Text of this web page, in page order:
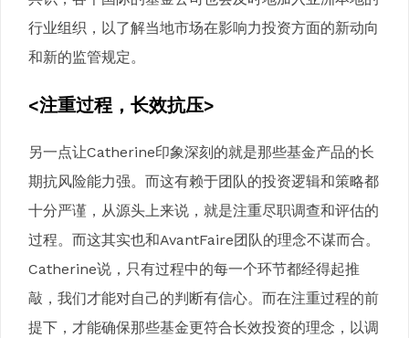
行业组织，以了解当地市场在影响力投资方面的新动向
和新的监管规定。
<注重过程，长效抗压>
另一点让Catherine印象深刻的就是那些基金产品的长
期抗风险能力强。而这有赖于团队的投资逻辑和策略都
十分严谨，从源头上来说，就是注重尽职调查和评估的
过程。而这其实也和AvantFaire团队的理念不谋而合。
Catherine说，只有过程中的每一个环节都经得起推
敲，我们才能对自己的判断有信心。而在注重过程的前
提下，才能确保那些基金更符合长效投资的理念，以调